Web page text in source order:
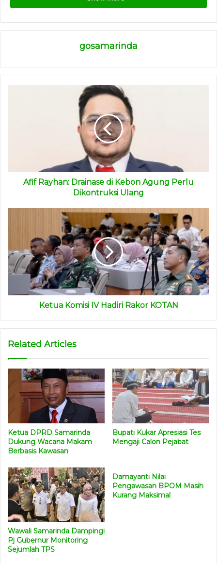
Dia menyampaikan bahwa kegiatan reses anggota dewan
aspirasi tersebut nanti akan diperjuangkan dan dibahas di
Selain masalah sosial, kata dia, warga juga menyampaikan
aspirasi soal perbaikan parit, bedah rumah, seragam kader
Posyandu, minta didaftarkan BPJS Kesehatan dan lainnya.
gosamarinda
Afif Rayhan: Drainase di Kebon Agung Perlu
Dikontruksi Ulang
Ketua Komisi IV Hadiri Rakor KOTAN
Related Articles
Ketua DPRD Samarinda
Dukung Wacana Makam
Berbasis Kawasan
Bupati Kukar Apresiasi Tes
Mengaji Calon Pejabat
Wawali Samarinda Dampingi
Pj Gubernur Monitoring
Sejumlah TPS
Damayanti Nilai
Pengawasan BPOM Masih
Kurang Maksimal